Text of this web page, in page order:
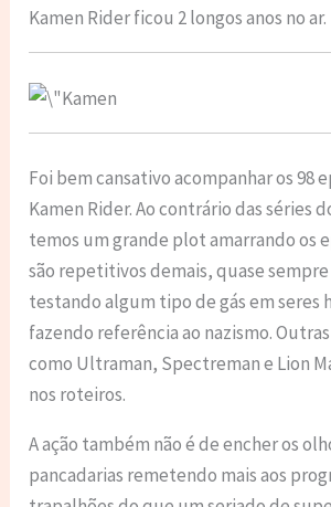
Kamen Rider ficou 2 longos anos no ar.
Foi bem cansativo acompanhar os 98
Kamen Rider. Ao contrário das séries
temos um grande plot amarrando os
são repetitivos demais, quase
testando algum tipo de gás em seres
fazendo referência ao nazismo.
como Ultraman, Spectreman e Lion
nos roteiros.
A ação também não é de encher os
pancadarias remetendo mais aos